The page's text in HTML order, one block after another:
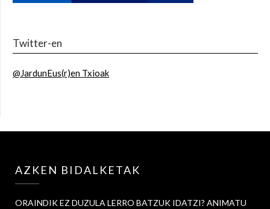
Twitter-en
@JardunEus(r)en Txioak
AZKEN BIDALKETAK
ORAINDIK EZ DUZULA LERRO BATZUK IDATZI? ANIMATU